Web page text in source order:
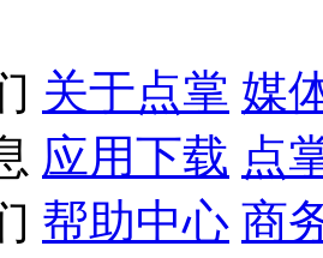
关于点掌 媒
应用下载 点
帮助中心 商